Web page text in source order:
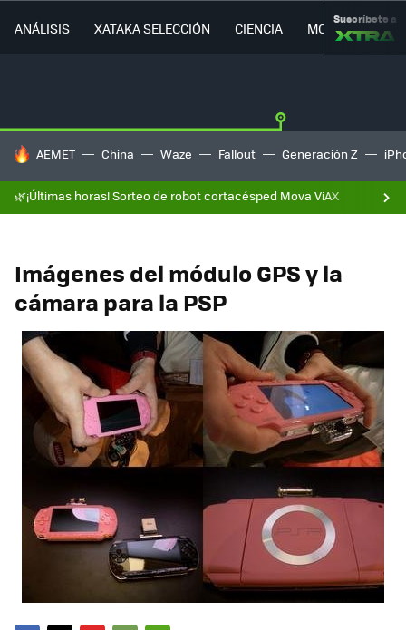
ANÁLISIS XATAKA SELECCIÓN CIENCIA MOVILIDAD
Suscríbete a
HOY SE HABLA DE
AEMET China Waze Fallout Generación Z
🌿¡Últimas horas! Sorteo de robot cortacésped Mova ViAX
Imágenes del módulo GPS y la
cámara para la PSP